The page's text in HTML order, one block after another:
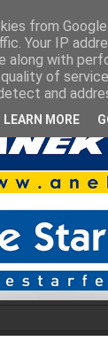
from
Your IP
along with
of
and
LEARN MORE